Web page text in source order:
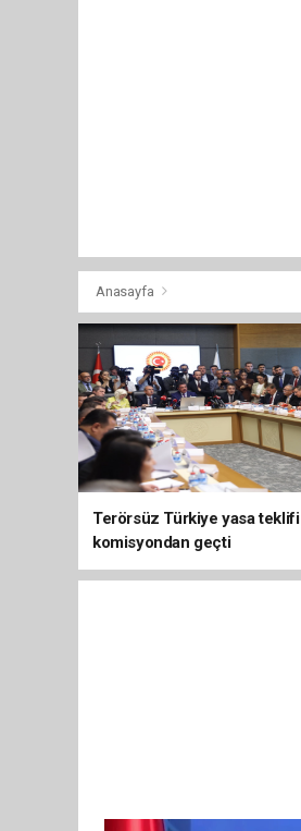
Anasayfa
Terörsüz Türkiye yasa teklifi
komisyondan geçti